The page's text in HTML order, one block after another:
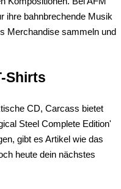
ihre bahnbrechende Musik
Merchandise sammeln und
Shirts
CD, Carcass bietet
Steel Complete Edition'
gibt es Artikel wie das
heute dein nächstes